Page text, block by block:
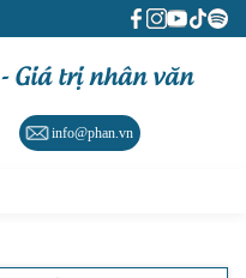
Giá trị nhân văn
info@phan.vn